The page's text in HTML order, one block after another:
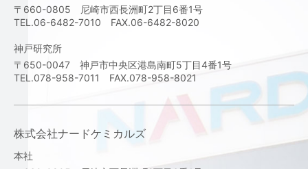
〒660-0805 尼崎市西長洲町2丁目6番1号
TEL.06-6482-7010 FAX.06-6482-8020
神戸研究所
〒650-0047 神戸市中央区港島南町5丁目4番1号
TEL.078-958-7011 FAX.078-958-8021
株式会社ナードケミカルズ
本社